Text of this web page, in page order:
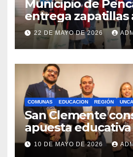
Municipio de
entrega zapatillas
estudiantes con
Royalty Minero
22 DE MAYO DE 2026
COMUNAS EDUCACION REGIÓN
San Clemente
apuesta
lanzamiento del
Preuniversitario
10 DE MAYO DE 2026